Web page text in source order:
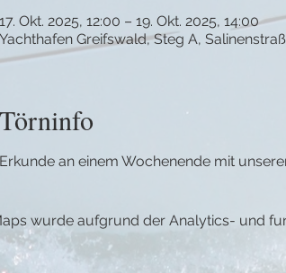
17. Okt. 2025, 12:00 – 19. Okt. 2025, 14:00
Yachthafen Greifswald, Steg A,
Törninfo
Erkunde an einem Wochenende mit
wurde aufgrund der Analytics- und